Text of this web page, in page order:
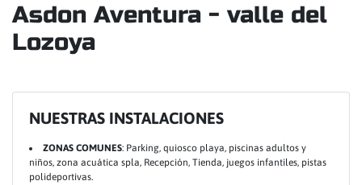
Asdon Aventura - valle del
Lozoya
NUESTRAS INSTALACIONES
ZONAS COMUNES: Parking, quiosco playa, piscinas adultos y
niños, zona acuática spla, Recepción, Tienda, juegos infantiles, pistas
polideportivas.